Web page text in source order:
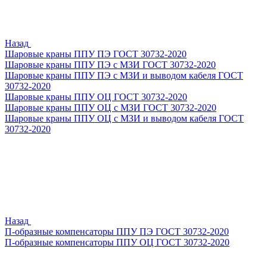
Назад
Шаровые краны ППУ ПЭ ГОСТ 30732-2020
Шаровые краны ППУ ПЭ с МЗИ ГОСТ 30732-2020
Шаровые краны ППУ ПЭ с МЗИ и выводом кабеля ГОСТ
30732-2020
Шаровые краны ППУ ОЦ ГОСТ 30732-2020
Шаровые краны ППУ ОЦ с МЗИ ГОСТ 30732-2020
Шаровые краны ППУ ОЦ с МЗИ и выводом кабеля ГОСТ
30732-2020
Назад
П-образные компенсаторы ППУ ПЭ ГОСТ 30732-2020
П-образные компенсаторы ППУ ОЦ ГОСТ 30732-2020